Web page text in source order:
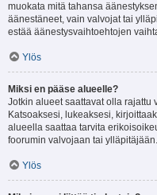
muokata mitä tahansa
äänestäneet, vain valvojat tai
estää äänestysvaihtoehtojen
Ylös
Miksi en pääse alueelle?
Jotkin alueet saattavat olla rajattu
Katsoaksesi, lukeaksesi,
alueella saattaa tarvita
foorumin valvojaan tai ylläpitäjään.
Ylös